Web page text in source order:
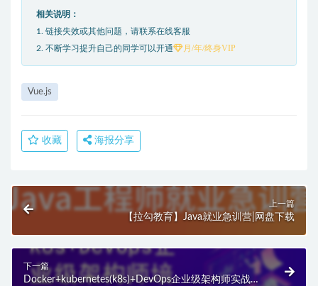
相关说明：
1. 链接失效或其他问题，请联系在线客服
2. 不断学习提升自己的同学可以开通
月/年/终身VIP
Vue.js
收藏 海报分享
上一篇
【拉勾教育】Java就业急训营|网盘下载
下一篇
Docker+kubernetes(k8s)+DevOps企业级架构师实战培